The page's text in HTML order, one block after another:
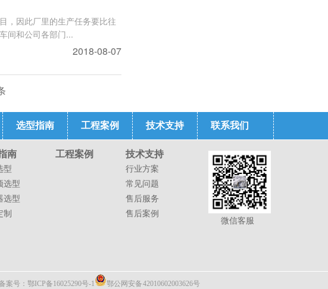
，因此厂里的生产任务要比往
间和公司各部门...
2018-08-07
选型指南 工程案例 技术支持 联系我们
南
型
选型
选型
制
工程案例 技术支持
行业方案
常见问题
售后服务
售后案例
微信客服
案号：鄂ICP备16025290号-1 鄂公网安备 42010602003626号